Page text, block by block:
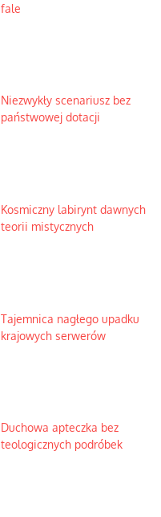
fale
Niezwykły scenariusz bez
państwowej dotacji
Kosmiczny labirynt dawnych
teorii mistycznych
Tajemnica nagłego upadku
krajowych serwerów
Duchowa apteczka bez
teologicznych podróbek